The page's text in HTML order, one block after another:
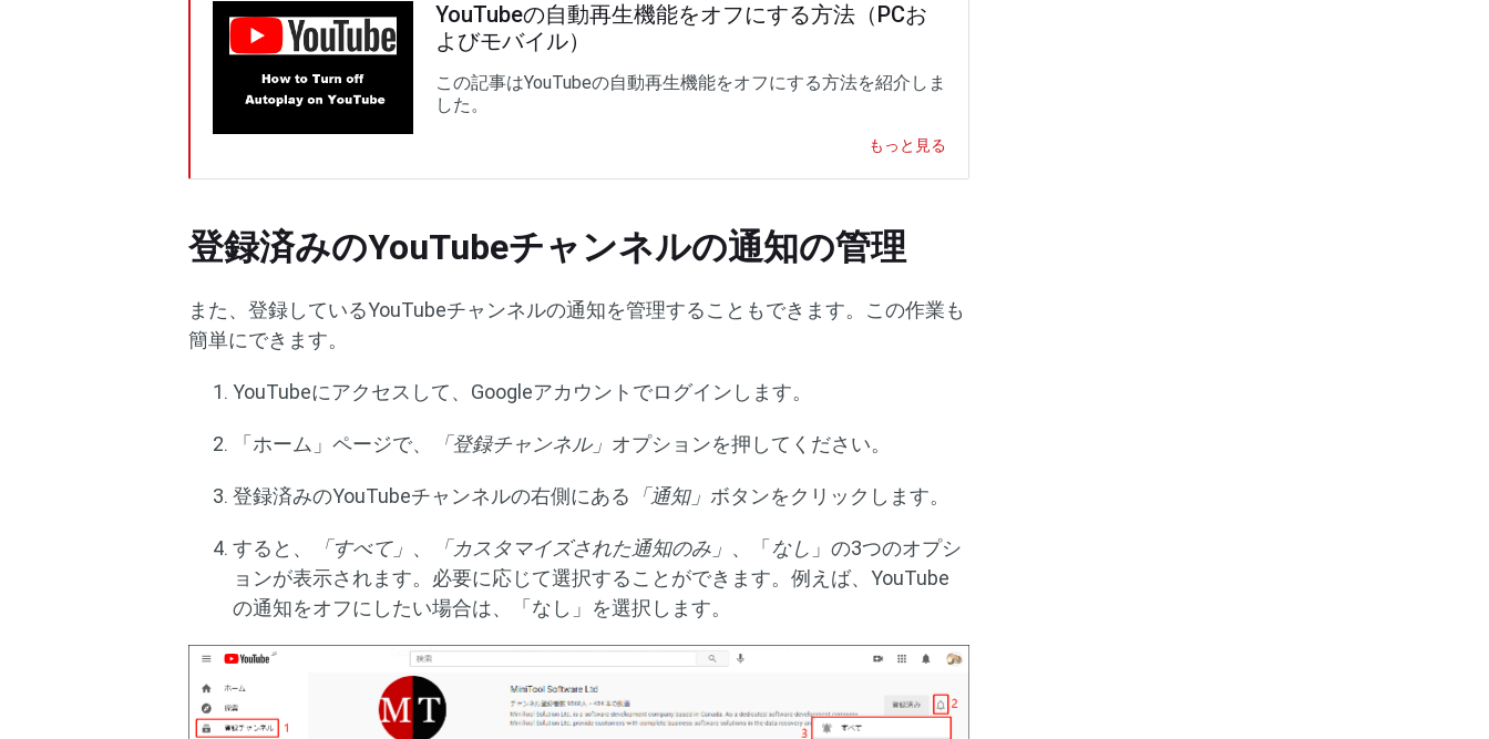
YouTubeの自動再生機能をオフにする方法（PCお
よびモバイル）
この記事はYouTubeの自動再生機能をオフにする方法を紹介しま
した。
もっと見る
登録済みのYouTubeチャンネルの通知の管理
また、登録しているYouTubeチャンネルの通知を管理することもできます。この作業も
簡単にできます。
YouTubeにアクセスして、Googleアカウントでログインします。
「ホーム」ページで、 「登録チャンネル」 オプションを押してください。
登録済みのYouTubeチャンネルの右側にある 「通知」 ボタンをクリックします。
すると、 「すべて」 、 「カスタマイズされた通知のみ」 、「 なし 」の3つのオプシ
ョンが表示されます。必要に応じて選択することができます。例えば、YouTube
の通知をオフにしたい場合は、「なし」を選択します。